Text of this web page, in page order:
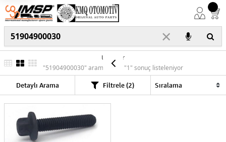
×
Ürünler
"51904900030" araması için "1" sonuç listeleniyor
Detaylı Arama Filtrele (2)